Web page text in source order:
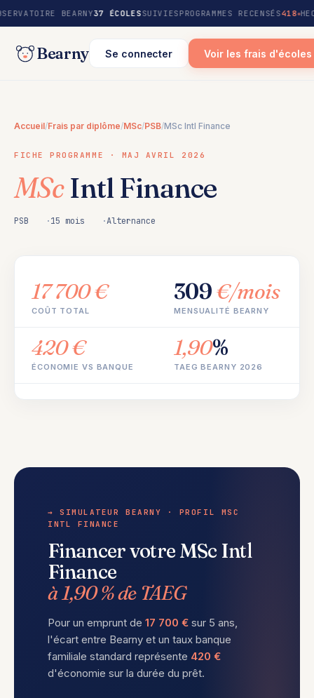
contenu BEARNY37 ÉCOLESSUIVIESPROGRAMMES RECENSÉS418
Bearny Se connecter Voir les frais d'écoles
Accueil/Frais par diplôme/MSc/PSB/MSc Intl Finance
FICHE PROGRAMME · MAJ AVRIL 2026
MScIntl Finance
PSB 15 mois Alternance
17 700 €
COÛT TOTAL
309€/mois
MENSUALITÉ BEARNY
420 €
ÉCONOMIE VS BANQUE
1,90%
TAEG BEARNY 2026
→ SIMULATEUR BEARNY · PROFIL MSC
INTL FINANCE
Financer votre MSc Intl
Finance
à 1,90 % de TAEG
Pour un emprunt de 17 700 € sur 5 ans,
l'écart entre Bearny et un taux banque
familiale standard représente 420 €
d'économie sur la durée du prêt.